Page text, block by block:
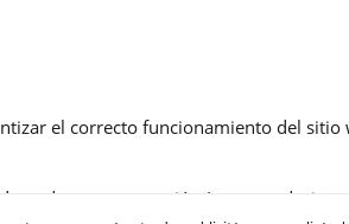
el correcto funcionamiento del sitio
a su navegación